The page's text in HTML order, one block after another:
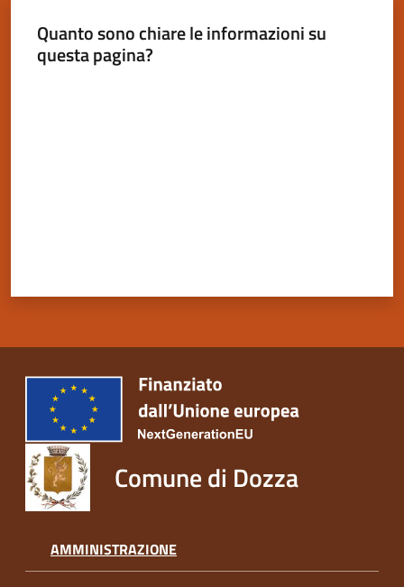
Quanto sono chiare le informazioni su
questa pagina?
Comune di Dozza
AMMINISTRAZIONE